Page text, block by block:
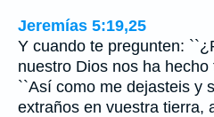
Jeremías 5:19,25
Y cuando te pregunten:
nuestro Dios nos ha
``Así como me dejasteis y
extraños en vuestra tierra,